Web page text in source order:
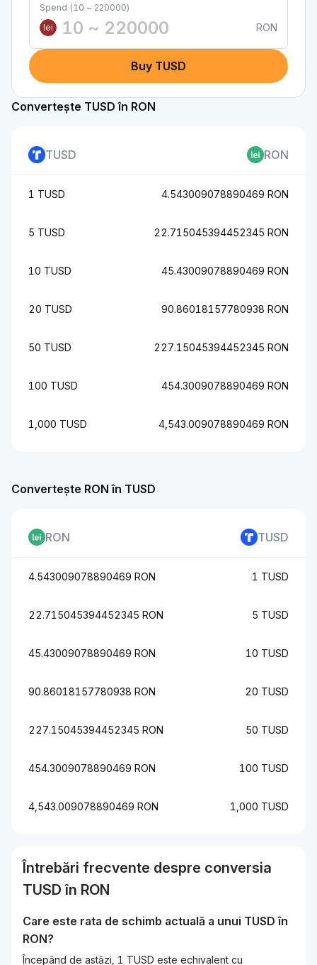
Spend (10 ~ 220000)
lei
RON
Buy TUSD
Convertește TUSD în RON
TUSD RON
1 TUSD 4.543009078890469 RON
5 TUSD 22.715045394452345 RON
10 TUSD 45.43009078890469 RON
20 TUSD 90.86018157780938 RON
50 TUSD 227.15045394452345 RON
100 TUSD 454.3009078890469 RON
1,000 TUSD 4,543.009078890469 RON
Convertește RON în TUSD
RON TUSD
4.543009078890469 RON 1 TUSD
22.715045394452345 RON 5 TUSD
45.43009078890469 RON 10 TUSD
90.86018157780938 RON 20 TUSD
227.15045394452345 RON 50 TUSD
454.3009078890469 RON 100 TUSD
4,543.009078890469 RON 1,000 TUSD
Întrebări frecvente despre conversia
TUSD în RON
Care este rata de schimb actuală a unui TUSD în
RON?
Începând de astăzi, 1 TUSD este echivalent cu